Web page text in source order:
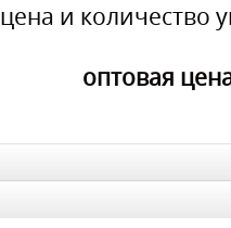
цена и количество
оптовая